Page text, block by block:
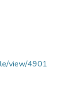
view/4901